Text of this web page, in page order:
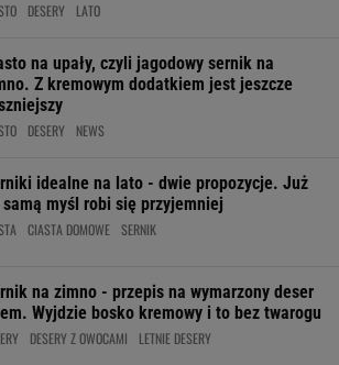
DESERY LATO
na upały, czyli jagodowy sernik na
Z kremowym dodatkiem jest jeszcze
DESERY NEWS
idealne na lato - dwie propozycje. Już
myśl robi się przyjemniej
CIASTA DOMOWE SERNIK
na zimno - przepis na wymarzony deser
Wyjdzie bosko kremowy i to bez twarogu
DESERY Z OWOCAMI LETNIE DESERY